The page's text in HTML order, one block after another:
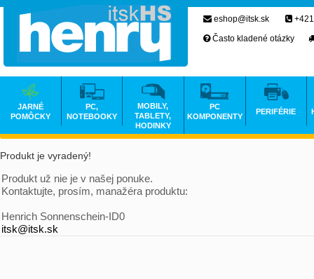
Produkt je vyradený!
Produkt už nie je v našej ponuke.
Kontaktujte, prosím, manažéra produktu:
Henrich Sonnenschein-ID0
itsk@itsk.sk
eshop@itsk.sk
Často kladené otázky
JARNÉ
POMÔCKY
PC,
NOTEBOOKY
MOBILY,
TABLETY,
HODINKY
PC
KOMPONENTY
PERIFÉRIE